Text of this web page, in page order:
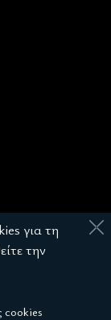
για τη
την
cookies